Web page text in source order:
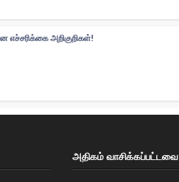
எச்சரிக்கை அறிகுறிகள்!
அதிகம் வாசிக்கப்பட்டவை